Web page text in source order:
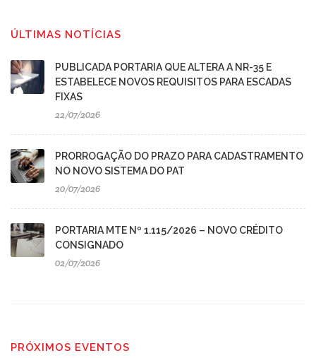
ÚLTIMAS NOTÍCIAS
PUBLICADA PORTARIA QUE ALTERA A NR-35 E
ESTABELECE NOVOS REQUISITOS PARA ESCADAS
FIXAS
22/07/2026
PRORROGAÇÃO DO PRAZO PARA CADASTRAMENTO
NO NOVO SISTEMA DO PAT
20/07/2026
PORTARIA MTE Nº 1.115/2026 – NOVO CRÉDITO
CONSIGNADO
02/07/2026
PRÓXIMOS EVENTOS